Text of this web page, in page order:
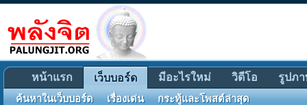
หน้าแรก เว็บบอร์ด
ค้นหาในเว็บบอร์ด เรื่องเด่น กระทู้และโพสต์ล่าสุด
มีอะไรใหม่ วิดีโอ รูปภ